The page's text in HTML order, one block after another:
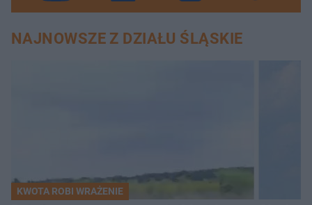
NAJNOWSZE Z DZIAŁU ŚLĄSKIE
KWOTA ROBI WRAŻENIE